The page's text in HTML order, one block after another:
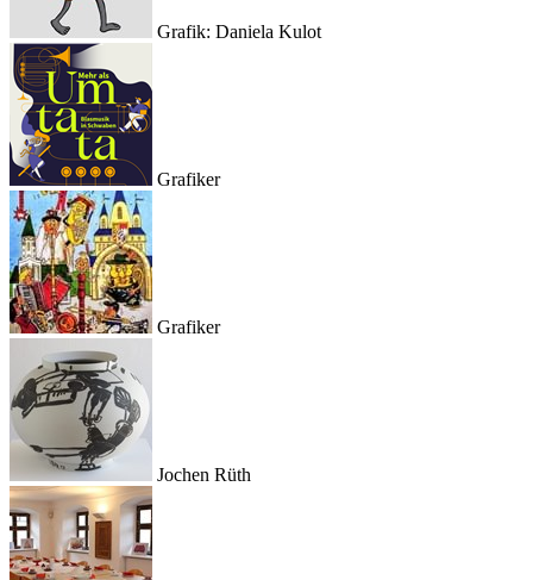
Grafik: Daniela Kulot
Grafiker
Grafiker
Jochen Rüth